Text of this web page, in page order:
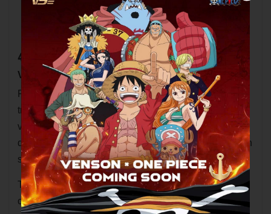
Đế giày: Cao su chống mài mòn, EVA cường lực,
sợi carbon
4.
Công nghệ tích hợp trên Giày cầu lông VS
VS178
Flyknit Fabric: Ứng dụng sợi dệt có độ bền cao và
trọng lượng nhẹ, mang lại khả năng co giãn linh hoạt
và thông thoáng tối ưu cho phần upper, giúp bàn chân
di chuyển nhanh nhẹn và thoải mái trong suốt quá trình
sử dụng.
Thiết kế gót chữ U: Gia cố phần gót bằng vật liệu
chuyên dụng, tăng độ cứng và độ ổn định, hỗ trợ cổ